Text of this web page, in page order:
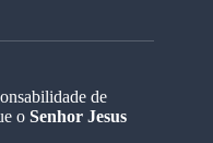
de
o Senhor Jesus